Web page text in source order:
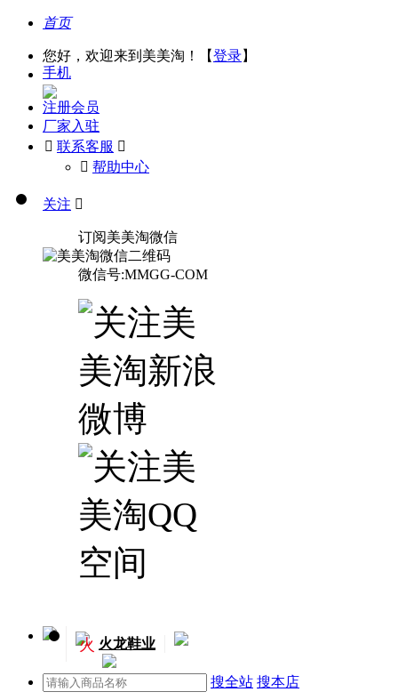
首页
您好，欢迎来到美美淘！【登录】
手机
注册会员
厂家入驻
 联系客服 
󰅃 帮助中心
关注 
订阅美美淘微信
微信号:MMGG-COM
火 火龙鞋业
搜全站 搜本店